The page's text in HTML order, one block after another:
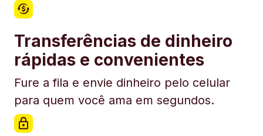
Transferências de dinheiro
rápidas e convenientes
Fure a fila e envie dinheiro pelo celular
para quem você ama em segundos.